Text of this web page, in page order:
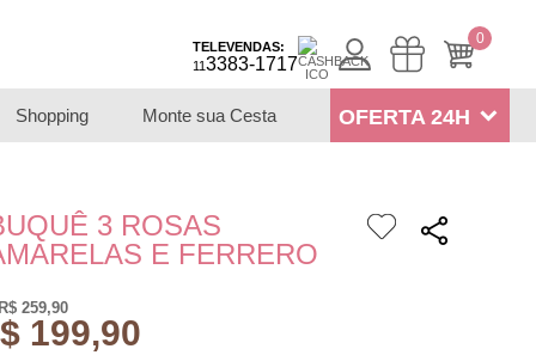
0
TELEVENDAS:
113383-1717
Shopping Monte sua Cesta OFERTA 24H
3 ROSAS
E FERRERO
259,90
199,90